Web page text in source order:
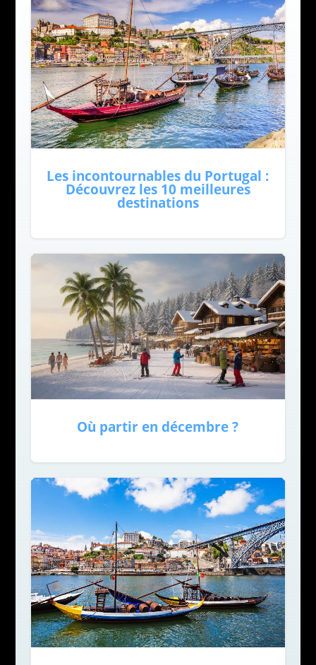
Les incontournables du Portugal :
Découvrez les 10 meilleures
destinations
Où partir en décembre ?